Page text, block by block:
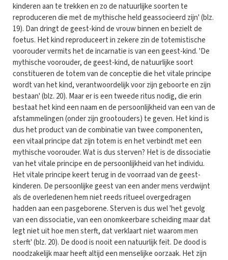
kinderen aan te trekken en zo de natuurlijke soorten te
reproduceren die met de mythische held geassocieerd zijn' (blz.
19). Dan dringt de geest-kind de vrouw binnen en bezielt de
foetus. Het kind reproduceert in zekere zin de totemistische
voorouder vermits het de incarnatie is van een geest-kind. 'De
mythische voorouder, de geest-kind, de natuurlijke soort
constitueren de totem van de conceptie die het vitale principe
wordt van het kind, verantwoordelijk voor zijn geboorte en zijn
bestaan' (blz. 20). Maar er is een tweede ritus nodig, die erin
bestaat het kind een naam en de persoonlijkheid van een van de
afstammelingen (onder zijn grootouders) te geven. Het kind is
dus het product van de combinatie van twee componenten,
een vitaal principe dat zijn totem is en het verbindt met een
mythische voorouder. Wat is dus sterven? Het is de dissociatie
van het vitale principe en de persoonlijkheid van het individu.
Het vitale principe keert terug in de voorraad van de geest-
kinderen. De persoonlijke geest van een ander mens verdwijnt
als de overledenen hem niet reeds ritueel overgedragen
hadden aan een pasgeborene. Sterven is dus wel 'het gevolg
van een dissociatie, van een onomkeerbare scheiding maar dat
legt niet uit hoe men sterft, dat verklaart niet waarom men
sterft' (blz. 20). De dood is nooit een natuurlijk feit. De dood is
noodzakelijk maar heeft altijd een menselijke oorzaak. Het zijn